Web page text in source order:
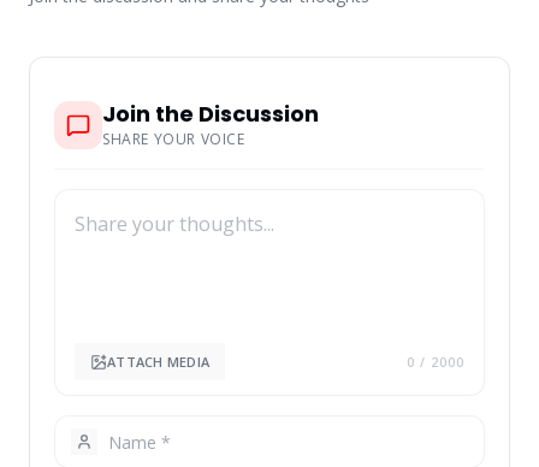
Join the Discussion
SHARE YOUR VOICE
ATTACH MEDIA 0 / 2000